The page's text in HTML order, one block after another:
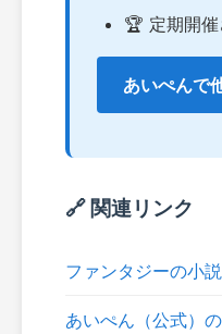
🏆 定期開催
あいぺんで
🔗 関連リンク
ファンタジーの小
あいぺん（公式）